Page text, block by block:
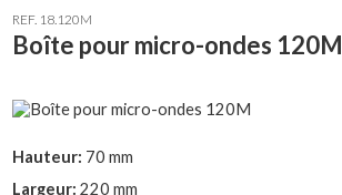
REF. 18.120M
Boîte pour micro-ondes 120M
Hauteur: 70 mm
Largeur: 220 mm